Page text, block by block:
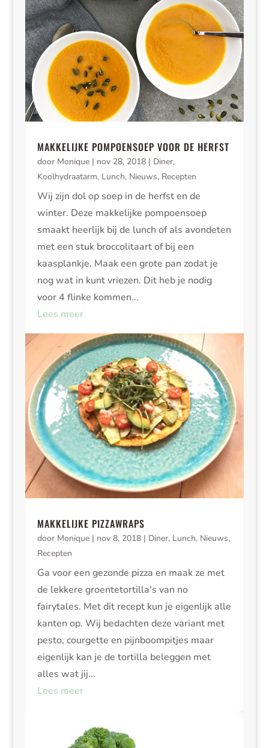
MAKKELIJKE POMPOENSOEP VOOR DE HERFST
door Monique| nov 28, 2018| Diner,
Koolhydraatarm, Lunch, Nieuws, Recepten
Wij zijn dol op soep in de herfst en de
winter. Deze makkelijke pompoensoep
smaakt heerlijk bij de lunch of als avondeten
met een stuk broccolitaart of bij een
kaasplankje. Maak een grote pan zodat je
nog wat in kunt vriezen. Dit heb je nodig
voor 4 flinke kommen...
Lees meer
MAKKELIJKE PIZZAWRAPS
door Monique| nov 8, 2018| Diner, Lunch, Nieuws,
Recepten
Ga voor een gezonde pizza en maak ze met
de lekkere groentetortilla's van no
fairytales. Met dit recept kun je eigenlijk alle
kanten op. Wij bedachten deze variant met
pesto, courgette en pijnboompitjes maar
eigenlijk kan je de tortilla beleggen met
alles wat jij...
Lees meer